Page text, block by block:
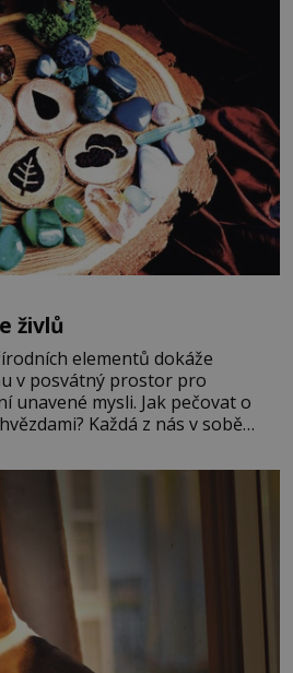
živlů
elementů dokáže
v posvátný prostor pro
unavené mysli. Jak pečovat o
Každá z nás v sobě
naší pokožky. Ohnivá znamení
Berana, Lva a Střelce v sobě
elán. Vaše